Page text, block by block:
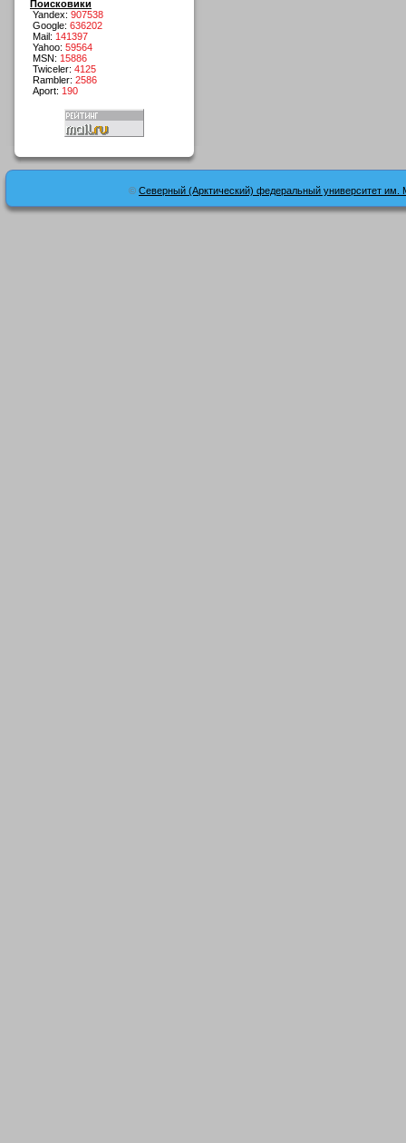
Поисковики
Yandex: 907538
Google: 636202
Mail: 141397
Yahoo: 59564
MSN: 15886
Twiceler: 4125
Rambler: 2586
Aport: 190
© Северный (Арктический) федеральный университет